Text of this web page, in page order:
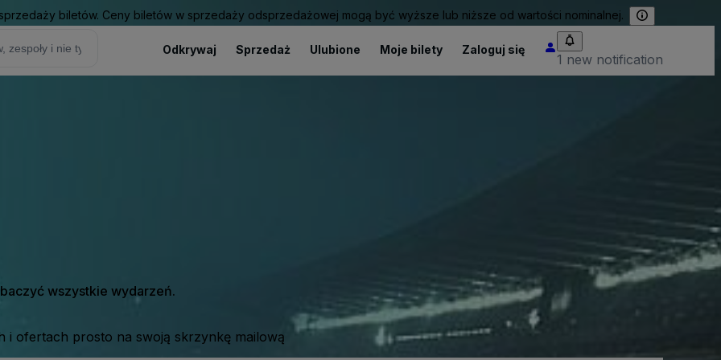
biletów. Ceny biletów w sprzedaży odsprzedażowej mogą być wyższe lub niższe od wartości nominalnej.
Odkrywaj Sprzedaż Ulubione Moje bilety Zaloguj się
1 new notification
wszystkie wydarzeń.
ofertach prosto na swoją skrzynkę mailową